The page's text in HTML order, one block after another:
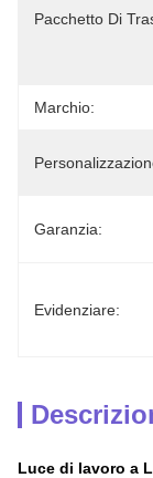
Pacchetto Di
Marchio:
Garanzia:
Evidenziare:
Luce di lavoro a